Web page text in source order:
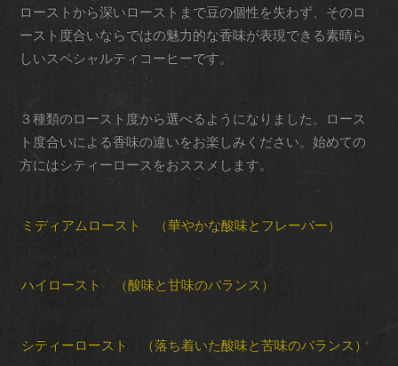
ローストから深いローストまで豆の個性を失わず、そのロ
ースト度合いならではの魅力的な香味が表現できる素晴ら
しいスペシャルティコーヒーです。
３種類のロースト度から選べるようになりました。ロース
ト度合いによる香味の違いをお楽しみください。始めての
方にはシティーロースをおススメします。
ミディアムロースト （華やかな酸味とフレーバー）
ハイロースト （酸味と甘味のバランス）
シティーロースト （落ち着いた酸味と苦味のバランス）